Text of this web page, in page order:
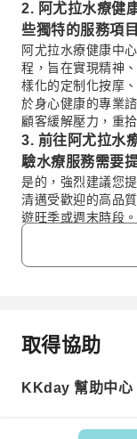
2. 阿尤拉水療健
些獨特的服務項
阿尤拉水療健康中
程，旨在實現精神
樣化的定制化按摩
於身心健康的專業
顧客緩解壓力，重
3. 前往阿尤拉水
驗水療服務需要
是的，強烈建議您
清邁受歡迎的高品
遊旺季或週末時段
項目和理想時段，
KKday 平台預訂，
憂。
阿尤拉水療健康中
心靈整合治療」理
重引導您進行一場
常見問題
1. 在阿尤拉水
在泰國，水療
取得協助
KKday 幫助中心